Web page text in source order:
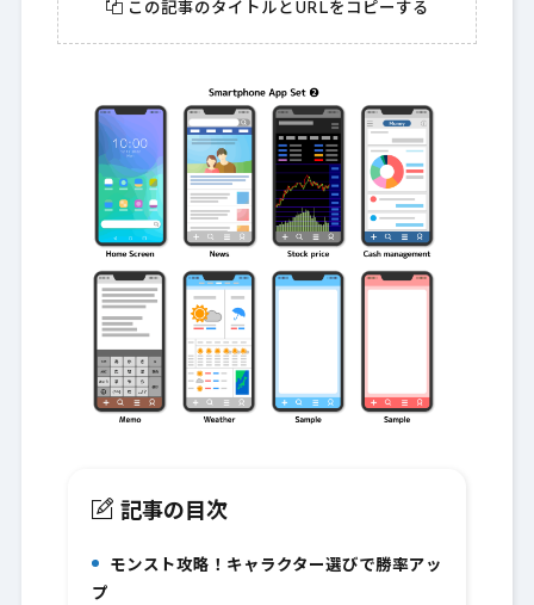
この記事のタイトルとURLをコピーする
記事の目次
モンスト攻略！キャラクター選びで勝率アッ
プ